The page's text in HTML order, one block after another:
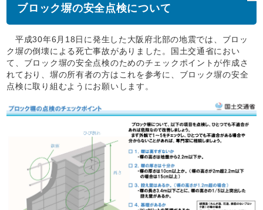
ブロック塀の安全点検について
平成30年6月18日に発生した大阪府北部の地震では、ブロッ
ク塀の倒壊による死亡事故がありました。国土交通省におい
て、ブロック塀の安全点検のためのチェックポイントが作成さ
れており、塀の所有者の方はこれを参考に、ブロック塀の安全
点検に取り組むようにお願いします。